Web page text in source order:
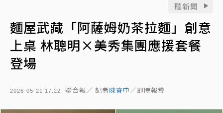
聽新聞
麵屋武藏「阿薩姆奶茶拉麵」創意
上桌 林聰明×美秀集團應援套餐
登場
2026-05-21 17:22 聯合報／ 記者陳睿中／即時報導